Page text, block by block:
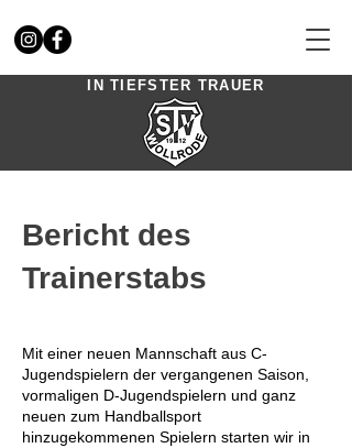
IN TIEFSTER TRAUER
Bericht des
Trainerstabs
Mit einer neuen Mannschaft aus C-
Jugendspielern der vergangenen Saison,
vormaligen D-Jugendspielern und ganz
neuen zum Handballsport
hinzugekommenen Spielern starten wir in